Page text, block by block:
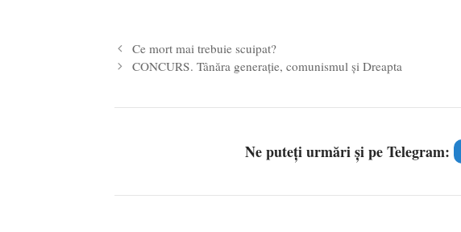
Ce mort mai trebuie scuipat?
CONCURS. Tânăra generaţie, comunismul şi Dreapta
Ne puteți urmări și pe Telegram: